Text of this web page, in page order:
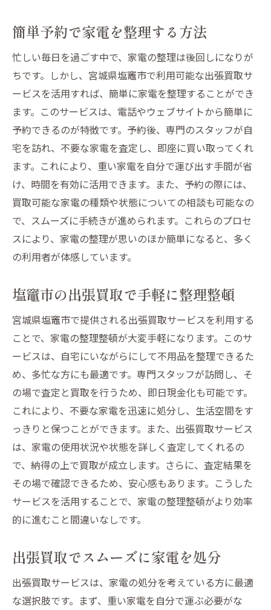
簡単予約で家電を整理する方法
忙しい毎日を過ごす中で、家電の整理は後回しになりが
ちです。しかし、宮城県塩竈市で利用可能な出張買取サ
ービスを活用すれば、簡単に家電を整理することができ
ます。このサービスは、電話やウェブサイトから簡単に
予約できるのが特徴です。予約後、専門のスタッフが自
宅を訪れ、不要な家電を査定し、即座に買い取ってくれ
ます。これにより、重い家電を自分で運び出す手間が省
け、時間を有効に活用できます。また、予約の際には、
買取可能な家電の種類や状態についての相談も可能なの
で、スムーズに手続きが進められます。これらのプロセ
スにより、家電の整理が思いのほか簡単になると、多く
の利用者が体感しています。
塩竈市の出張買取で手軽に整理整頓
宮城県塩竈市で提供される出張買取サービスを利用する
ことで、家電の整理整頓が大変手軽になります。このサ
ービスは、自宅にいながらにして不用品を整理できるた
め、多忙な方にも最適です。専門スタッフが訪問し、そ
の場で査定と買取を行うため、即日現金化も可能です。
これにより、不要な家電を迅速に処分し、生活空間をす
っきりと保つことができます。また、出張買取サービス
は、家電の使用状況や状態を詳しく査定してくれるの
で、納得の上で買取が成立します。さらに、査定結果を
その場で確認できるため、安心感もあります。こうした
サービスを活用することで、家電の整理整頓がより効率
的に進むこと間違いなしです。
出張買取でスムーズに家電を処分
出張買取サービスは、家電の処分を考えている方に最適
な選択肢です。まず、重い家電を自分で運ぶ必要がな